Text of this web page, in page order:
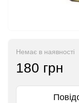
Немає в наявності
180 грн